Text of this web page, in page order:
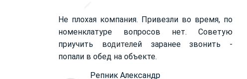
Не плохая компания. Привезли во время, по
номенклатуре вопросов нет. Советую
приучить водителей заранее звонить -
попали в обед на объекте.
Репник Александр